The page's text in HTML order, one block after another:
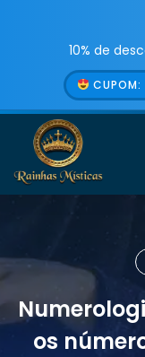
10% de
CUPOM:
os